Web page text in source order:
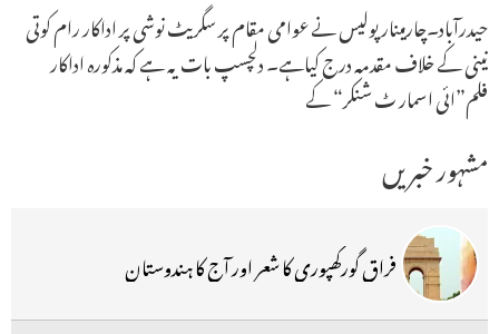
حیدرآباد۔چارمینار پولیس نے عوامی مقام پر سگریٹ نوشی پر اداکار رام کوتی
نینی کے خلاف مقدمہ درج کیاہے۔ دلچسپ بات یہ ہے کہ مذکورہ اداکار
فلم”ائی اسمار ٹ شنکر“ کے
مشہور خبریں
فراق گورکھپوری کا شعر اور آج کا ہندوستان